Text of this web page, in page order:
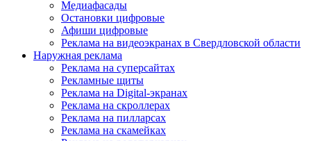
Медиафасады
Остановки цифровые
Афиши цифровые
Реклама на видеоэкранах в Свердловской области
Наружная реклама
Реклама на суперсайтах
Рекламные щиты
Реклама на Digital-экранах
Реклама на скроллерах
Реклама на пилларсах
Реклама на скамейках